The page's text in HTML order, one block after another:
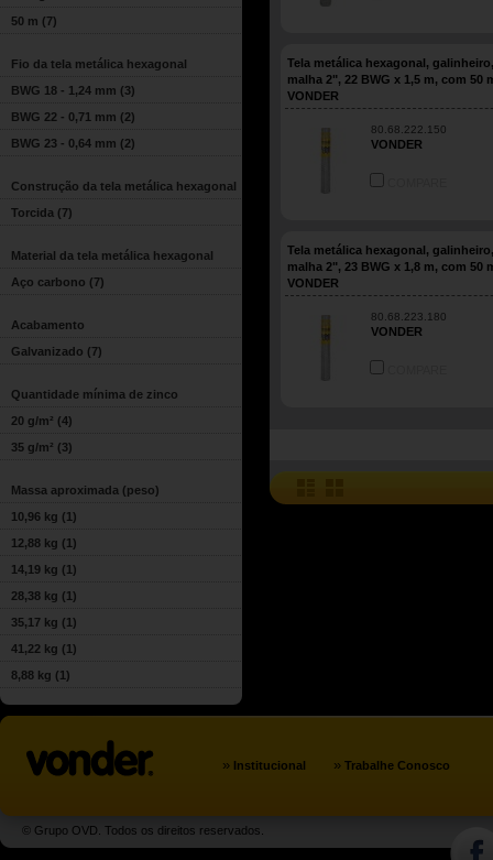
50 m (7)
Fio da tela metálica hexagonal
BWG 18 - 1,24 mm (3)
BWG 22 - 0,71 mm (2)
BWG 23 - 0,64 mm (2)
Construção da tela metálica hexagonal
Torcida (7)
Material da tela metálica hexagonal
Aço carbono (7)
Acabamento
Galvanizado (7)
Quantidade mínima de zinco
20 g/m² (4)
35 g/m² (3)
Massa aproximada (peso)
10,96 kg (1)
12,88 kg (1)
14,19 kg (1)
28,38 kg (1)
35,17 kg (1)
41,22 kg (1)
8,88 kg (1)
Tela metálica hexagonal, galinheiro,
malha 2", 22 BWG x 1,5 m, com 50
VONDER
80.68.222.150
VONDER
Tela metálica hexagonal, galinheiro,
malha 2", 23 BWG x 1,8 m, com 50
VONDER
80.68.223.180
VONDER
» Institucional » Trabalhe Conosco
© Grupo OVD. Todos os direitos reservados.